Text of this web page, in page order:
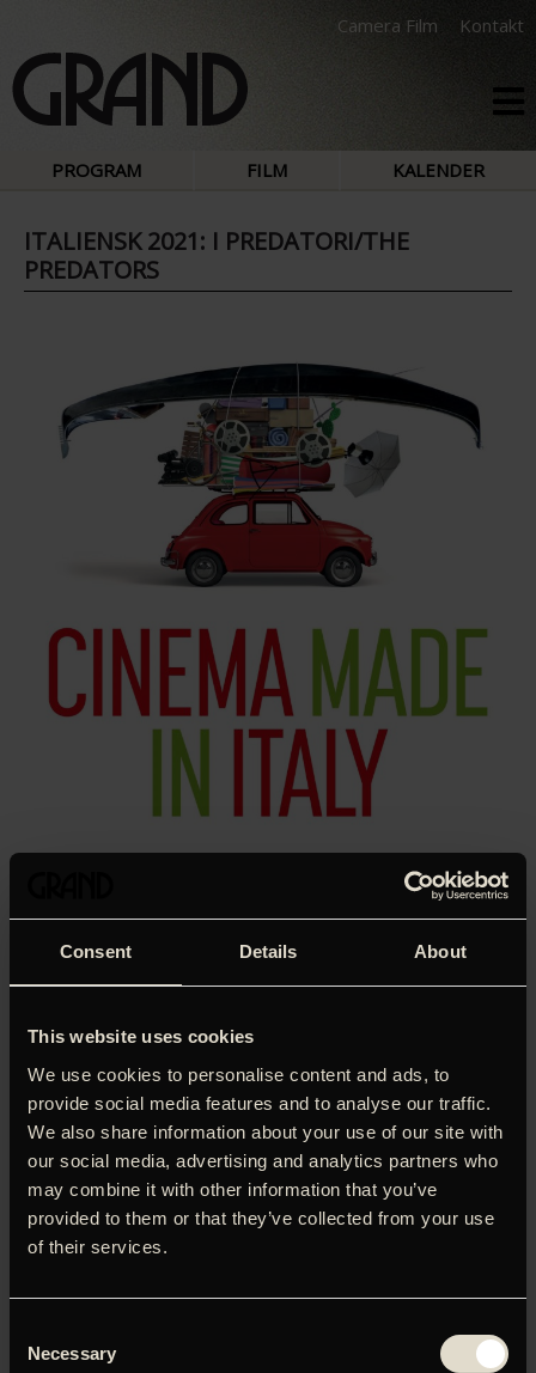
Consent Details About
This website uses cookies
We use cookies to personalise content and ads, to
provide social media features and to analyse our traffic.
We also share information about your use of our site with
our social media, advertising and analytics partners who
may combine it with other information that you’ve
provided to them or that they’ve collected from your use
of their services.
Selection
Necessary
Camera Film Kontakt
PROGRAM FILM KALENDER
ITALIENSK 2021: I PREDATORI/THE
PREDATORS
Den barokke humor er i højsædet i Pietro Castellittos
balstyrige livtag med sen-kapitalismen, som den udfolder
sig i Ostia lige uden for Rom. To spor udfoldes. En mand
banker på en kvindes dør. Han vil sælge hende et ur. Et par
dage senere udelukkes en ung assisterende professor i
filosofi fra opgravningen af Friedrich Nietzsches lig. ‘The
Predators’ fortæller historien om to diametralt modsatte
husholdninger: Familien Pavone tilhører den akademiske
fascistoide tilbøjeligheder. Da en ung hedspore forårsager
et i udgangspunktet trivielt uheld, kommer de to familier på
kollisionskurs – og så vælter skeletterne ellers ud af